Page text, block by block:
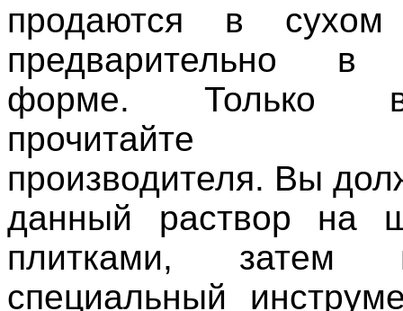
продаются в
предварительно в
форме. Только
прочитайте
производителя. Вы
данный раствор на
плитками, затем
специальный